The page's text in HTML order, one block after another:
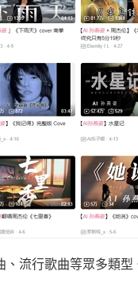
流行歌曲等眾多類型